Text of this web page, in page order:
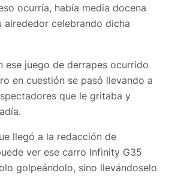
ocurría, había media docena
alrededor celebrando dicha
ese juego de derrapes ocurrido
en cuestión se pasó llevando a
que le gritaba y
llegó a la redacción de
ver ese carro Infinity G35
golpeándolo, sino llevándoselo